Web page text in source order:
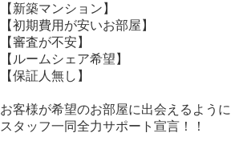
【新築マンション】
【初期費用が安いお部屋】
【審査が不安】
【ルームシェア希望】
【保証人無し】
お客様が希望のお部屋に出会えるように
スタッフ一同全力サポート宣言！！